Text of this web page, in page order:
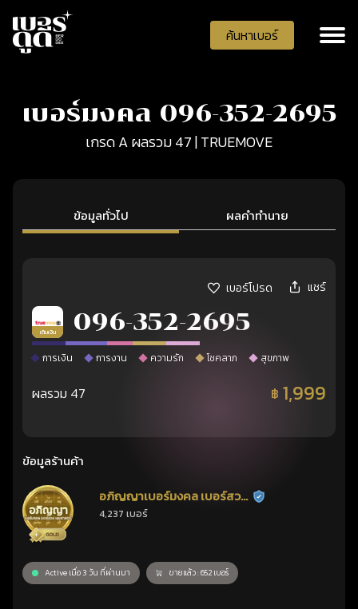
ค้นหาเบอร์
เบอร์มงคล 096-352-2695
เกรด A ผลรวม 47 | TRUEMOVE
ข้อมูลทั่วไป ผลคำทำนาย
เบอร์โปรด แชร์
เติมเงิน 096-352-2695
การเงิน การงาน ความรัก โชคลาภ สุขภาพ
ผลรวม 47 ฿ 1,999
ข้อมูลร้านค้า
อภิญญาเบอร์มงคล เบอร์สวย
เลขศาสตร์
ร้านยืนยันแล้ว
4,237 เบอร์
Active เมื่อ 3 วัน ที่ผ่านมา ขายแล้ว : 652 เบอร์